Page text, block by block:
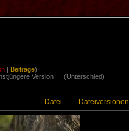
| Beiträge)
Version → (Unterschied)
Datei Dateiversionen